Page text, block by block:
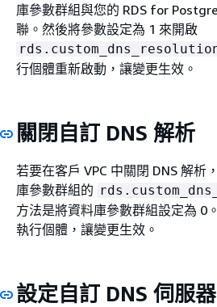
庫參數群組與您的 RDS for
聯。然後將參數設定為 1 來開啟
行個體重新啟動，讓變更生效。
關閉自訂 DNS 解析
若要在客戶 VPC 中關閉 DNS 解析
庫參數群組的
方法是將資料庫參數群組設定為 0
執行個體，讓變更生效。
設定自訂 DNS 伺服器